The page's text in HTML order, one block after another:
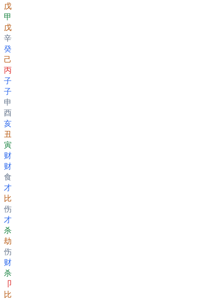
戊
甲
戊
辛
癸
己
丙
子
子
申
酉
亥
丑
寅
财
财
食
才
比
伤
才
杀
劫
伤
财
杀
卩
比